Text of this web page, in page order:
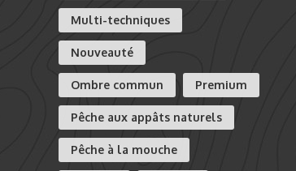
Multi-techniques
Nouveauté
Ombre commun Premium
Pêche aux appâts naturels
Pêche à la mouche